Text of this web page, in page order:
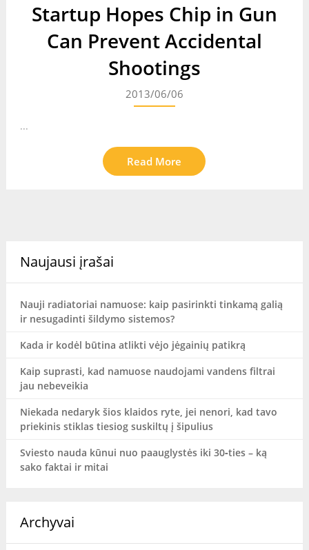
Startup Hopes Chip in Gun
Can Prevent Accidental
Shootings
2013/06/06
...
Read More
Naujausi įrašai
Nauji radiatoriai namuose: kaip pasirinkti tinkamą galią
ir nesugadinti šildymo sistemos?
Kada ir kodėl būtina atlikti vėjo jėgainių patikrą
Kaip suprasti, kad namuose naudojami vandens filtrai
jau nebeveikia
Niekada nedaryk šios klaidos ryte, jei nenori, kad tavo
priekinis stiklas tiesiog suskiltų į šipulius
Sviesto nauda kūnui nuo paauglystės iki 30‑ties – ką
sako faktai ir mitai
Archyvai